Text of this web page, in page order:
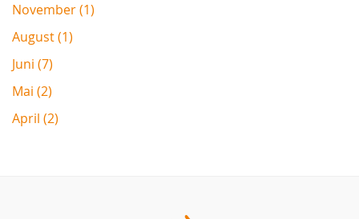
November (1)
August (1)
Juni (7)
Mai (2)
April (2)